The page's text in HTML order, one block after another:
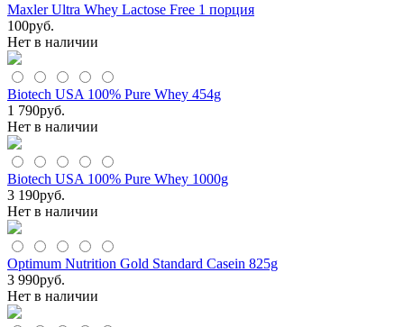
Maxler Ultra Whey Lactose Free 1 порция
100руб.
Нет в наличии
Biotech USA 100% Pure Whey 454g
1 790руб.
Нет в наличии
Biotech USA 100% Pure Whey 1000g
3 190руб.
Нет в наличии
Optimum Nutrition Gold Standard Casein 825g
3 990руб.
Нет в наличии